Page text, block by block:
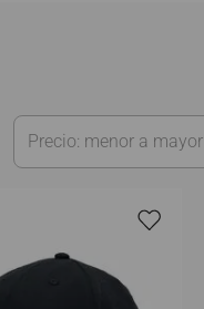
Mujer
Kids
Precio: menor a mayor